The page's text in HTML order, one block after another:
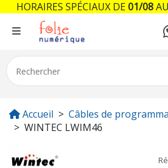
Accueil
Câbles de
WINTEC LWIM46
HORAIRES SPÉCIAUX DE01/08AU